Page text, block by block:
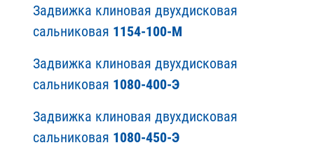
Задвижка клиновая двухдисковая
сальниковая 1154-100-М
Задвижка клиновая двухдисковая
сальниковая 1080-400-Э
Задвижка клиновая двухдисковая
сальниковая 1080-450-Э